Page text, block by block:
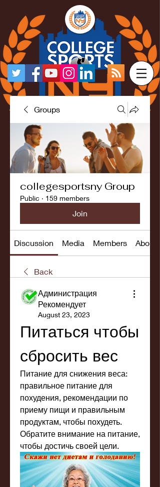
Groups
collegesportsny Group
Public · 159 members
Join
Discussion Media Members About
Back
Администрация
Рекомендует
August 23, 2023
Питаться чтобы
сбросить вес
Питание для снижения веса:
правильное питание для
похудения, рекомендации по
приему пищи и правильным
продуктам, чтобы похудеть.
Обратите внимание на питание,
чтобы достичь своей цели.